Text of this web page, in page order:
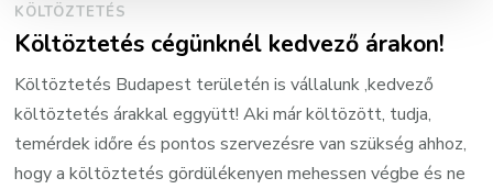
KÖLTÖZTETÉS
Költöztetés cégünknél kedvező árakon!
Költöztetés Budapest területén is vállalunk ,kedvező
költöztetés árakkal eggyütt! Aki már költözött, tudja,
temérdek időre és pontos szervezésre van szükség ahhoz,
hogy a költöztetés gördülékenyen mehessen végbe és ne